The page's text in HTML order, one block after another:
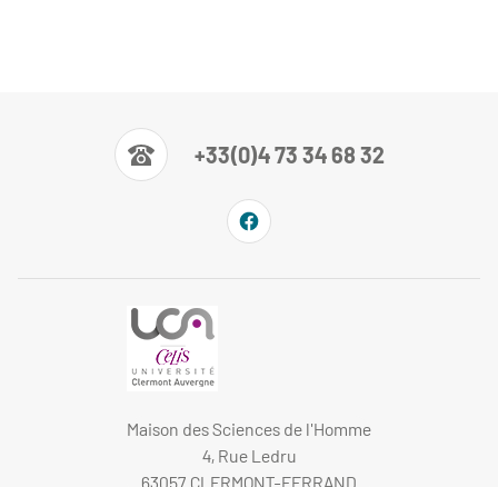
+33(0)4 73 34 68 32
Maison des Sciences de l'Homme
4, Rue Ledru
63057 CLERMONT-FERRAND